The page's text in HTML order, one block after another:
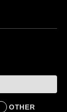
OTHER